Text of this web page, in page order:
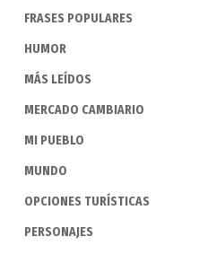
FRASES POPULARES
HUMOR
MÁS LEÍDOS
MERCADO CAMBIARIO
MI PUEBLO
MUNDO
OPCIONES TURÍSTICAS
PERSONAJES